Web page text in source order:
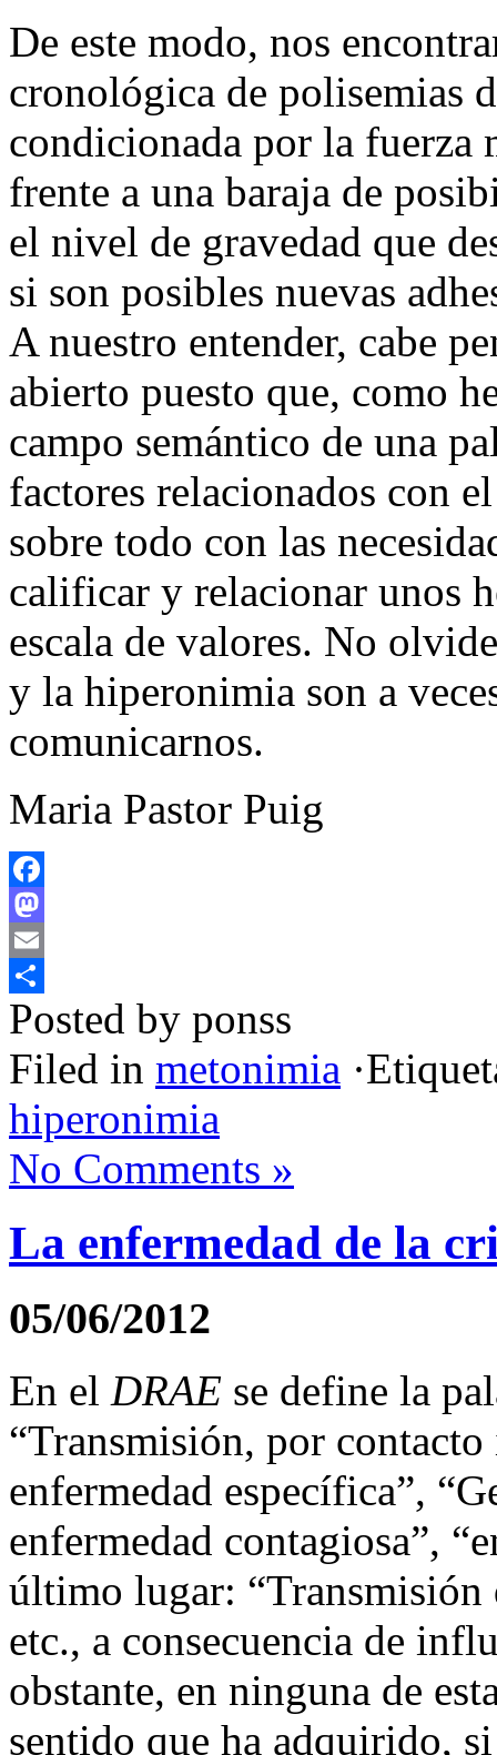
De este modo, nos
cronológica de polisemias
condicionada por la fuerza
frente a una baraja de
el nivel de gravedad que
si son posibles nuevas
A nuestro entender, cabe
abierto puesto que, como
campo semántico de una
factores relacionados con
sobre todo con las
calificar y relacionar unos
escala de valores. No
y la hiperonimia son a
comunicarnos.
Maria Pastor Puig
Facebook
Mastodon
Email
Compartir
Posted by ponss
Filed in metonimia
hiperonimia
No Comments »
La enfermedad de la
05/06/2012
En el DRAE se define la
“Transmisión, por
enfermedad específica”,
enfermedad contagiosa”,
último lugar: “Transmisión
etc., a consecuencia de
obstante, en ninguna de
sentido que ha adquirido,